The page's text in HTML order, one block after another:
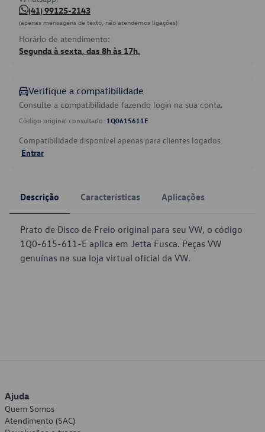
(41) 99125-2143
(apenas mensagens de texto, não atendemos ligações)
Horário de atendimento:
Segunda à sexta, das 8h às 17h.
Verifique a compatibilidade
Consulte a compatibilidade fazendo login na sua conta.
Código original consultado: 1Q0615611E
Compatibilidade disponível apenas para clientes logados.
Entrar
Descrição Características Aplicações
Prato de Disco de Freio original para seu VW, o código
1Q0-615-611-E aplica em Jetta Fusca. Peças VW
genuínas na sua loja virtual oficial da VW.
Ajuda
Quem Somos
Atendimento (SAC)